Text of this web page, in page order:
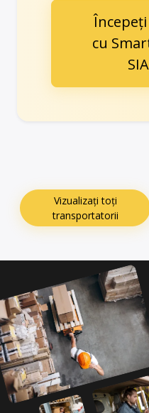
cu
Vizualizați toți
transportatorii